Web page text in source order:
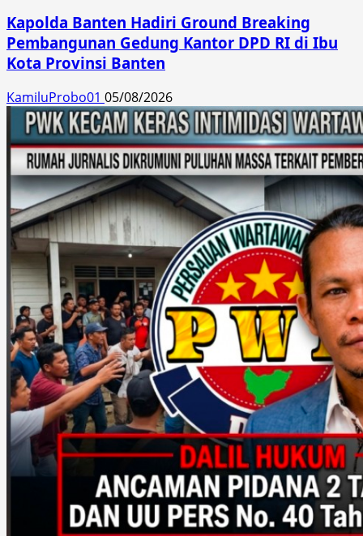
Kapolda Banten Hadiri Ground Breaking
Pembangunan Gedung Kantor DPD RI di Ibu
Kota Provinsi Banten
KamiluProbo01 05/08/2026